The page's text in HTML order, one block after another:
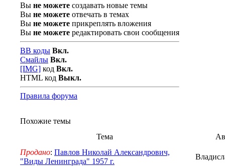
Вы не можете создавать новые темы
Вы не можете отвечать в темах
Вы не можете прикреплять вложения
Вы не можете редактировать свои сообщения
BB коды Вкл.
Смайлы Вкл.
[IMG] код Вкл.
HTML код Выкл.
Правила форума
Похожие темы
Тема
Продано: Павлов Николай Александрович,
"Виды Ленинграда" 1957 г.